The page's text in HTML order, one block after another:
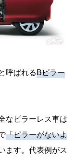
呼ばれるBピラー
なピラーレス車は
「ピラーがないよ
ます。代表例がス